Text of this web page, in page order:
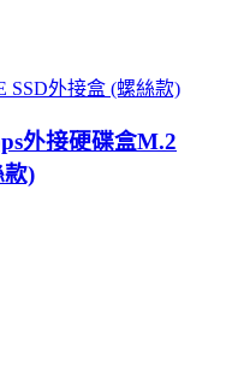
SSD外接盒 (螺絲款)
外接硬碟盒M.2
)